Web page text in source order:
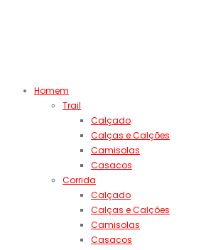
Homem
Trail
Calçado
Calças e Calções
Camisolas
Casacos
Corrida
Calçado
Calças e Calções
Camisolas
Casacos